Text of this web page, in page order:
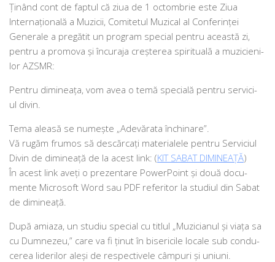
Ţinând cont de fap­tul că ziua de 1 octom­brie este Ziua
Internaţională a Muzicii, Comitetul Muzical al Conferinţei
Generale a pre­gă­tit un pro­gram spe­cial pen­tru aceas­tă zi,
pen­tru a pro­mo­va şi încu­ra­ja cre­ş­te­rea spi­ri­tu­a­lă a muzi­cie­ni­
lor AZSMR:
Pentru dimi­nea­ţa, vom avea o temă spe­cia­lă pen­tru ser­vi­ci­
ul divin.
Tema alea­să se numeș­te „Adevărata închinare”.
Vă rugăm fru­mos să des­căr­cați mate­ri­a­le­le pen­tru Serviciul
Divin de dimi­nea­ță de la acest link: (KIT SABAT DIMINEAȚĂ)
În acest link aveți o pre­zen­ta­re PowerPoint și două docu­
men­te Microsoft Word sau PDF refe­ri­tor la stu­di­ul din Sabat
de dimineață.
După ami­a­za, un stu­diu spe­cial cu titlul „Muzicianul şi via­ţa sa
cu Dumnezeu,” care va fi ţinut în bise­ri­ci­le loca­le sub con­du­
ce­rea lide­ri­lor aleşi de res­pec­ti­ve­le câm­puri şi uniuni.